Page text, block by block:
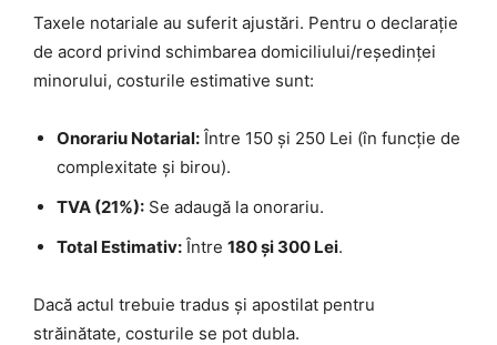
Taxele notariale au suferit ajustări. Pentru o declarație
de acord privind schimbarea domiciliului/reședinței
minorului, costurile estimative sunt:
Onorariu Notarial: Între 150 și 250 Lei (în funcție de
complexitate și birou).
TVA (21%): Se adaugă la onorariu.
Total Estimativ: Între 180 și 300 Lei.
Dacă actul trebuie tradus și apostilat pentru
străinătate, costurile se pot dubla.